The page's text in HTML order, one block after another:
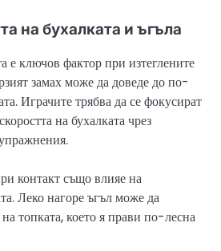
на бухалката и ъгъла
е ключов фактор при изтеглените
замах може да доведе до по-
Играчите трябва да се фокусират
на бухалката чрез
контакт също влияе на
Леко нагоре ъгъл може да
топката, което я прави по-лесна